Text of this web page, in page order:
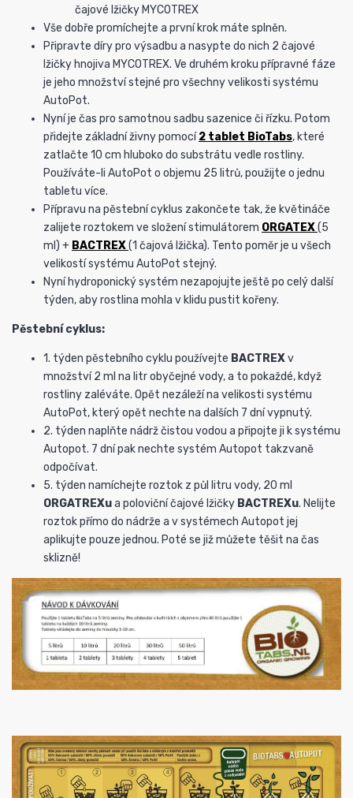
čajové lžičky MYCOTREX
Vše dobře promíchejte a první krok máte splněn.
Připravte díry pro výsadbu a nasypte do nich 2 čajové
lžičky hnojiva MYCOTREX. Ve druhém kroku přípravné fáze
je jeho množství stejné pro všechny velikosti systému
AutoPot.
Nyní je čas pro samotnou sadbu sazenice či řízku. Potom
přidejte základní živny pomocí2 tablet BioTabs, které
zatlačte 10 cm hluboko do substrátu vedle rostliny.
Používáte-li AutoPot o objemu 25 litrů, použijte o jednu
tabletu více.
Přípravu na pěstební cyklus zakončete tak, že květináče
zalijete roztokem ve složení stimulátorem ORGATEX(5
ml) + BACTREX(1 čajová lžička). Tento poměr je u všech
velikostí systému AutoPot stejný.
Nyní hydroponický systém nezapojujte ještě po celý další
týden, aby rostlina mohla v klidu pustit kořeny.
Pěstební cyklus:
1. týden pěstebního cyklu používejte BACTREXv
množství 2 ml na litr obyčejné vody, a to pokaždé, když
rostliny zaléváte. Opět nezáleží na velikosti systému
AutoPot, který opět nechte na dalších 7 dní vypnutý.
2. týden naplňte nádrž čistou vodou a připojte ji k systému
Autopot. 7 dní pak nechte systém Autopot takzvaně
odpočívat.
5. týden namíchejte roztok z půl litru vody, 20 ml
ORGATREXua poloviční čajové lžičky BACTREXu. Nelijte
roztok přímo do nádrže a v systémech Autopot jej
aplikujte pouze jednou. Poté se již můžete těšit na čas
sklizně!